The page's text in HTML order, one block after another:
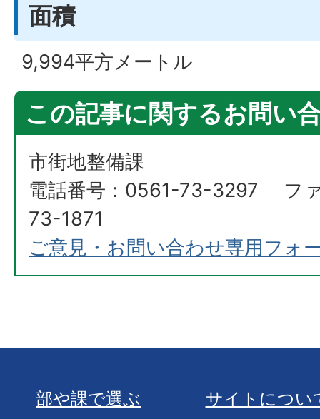
面積
9,994平方メートル
この記事に関するお問い
市街地整備課
電話番号：0561-73-3297 フ
73-1871
ご意見・お問い合わせ専用フォ
部や課で選ぶ サイトについ